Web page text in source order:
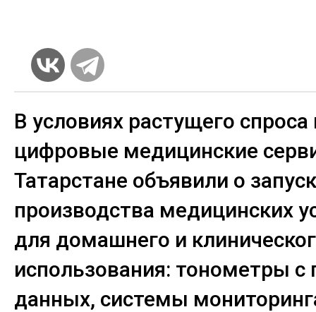
В условиях растущего спроса
цифровые медицинские
Татарстане объявили о
производства медицинских
для домашнего и
использования: тонометры с
данных, системы